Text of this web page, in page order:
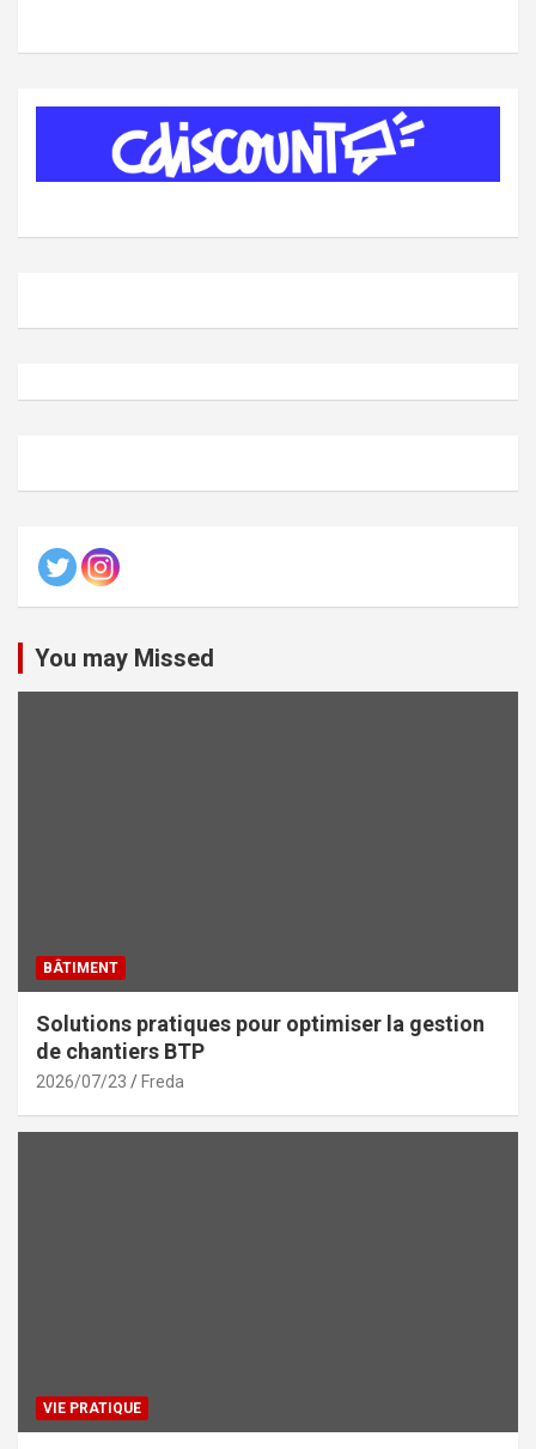
You may Missed
BÂTIMENT
Solutions pratiques pour optimiser la gestion
de chantiers BTP
2026/07/23 Freda
VIE PRATIQUE